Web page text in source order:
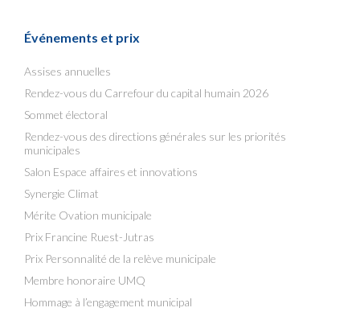
Événements et prix
Assises annuelles
Rendez-vous du Carrefour du capital humain 2026
Sommet électoral
Rendez-vous des directions générales sur les priorités
municipales
Salon Espace affaires et innovations
Synergie Climat
Mérite Ovation municipale
Prix Francine Ruest-Jutras
Prix Personnalité de la relève municipale
Membre honoraire UMQ
Hommage à l’engagement municipal